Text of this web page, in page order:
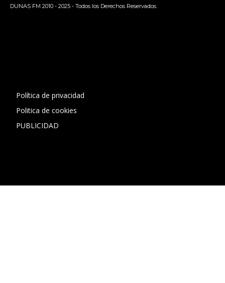
DUNAS FM 2010 - 2025 - Todos los Derechos Reservados.
Política de privacidad
Politica de cookies
PUBLICIDAD